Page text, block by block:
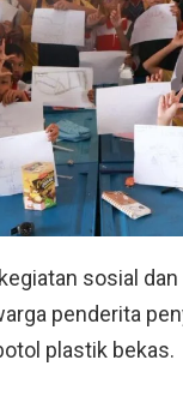
sosial
penderita
plastik bekas.